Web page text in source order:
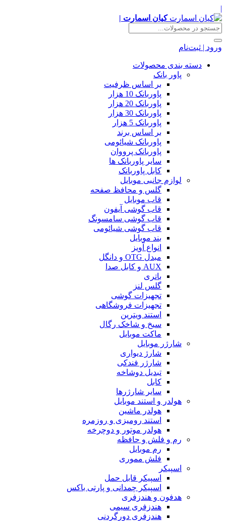
|
کیان اسمارت |
ورود | ثبت‌نام
دسته بندی محصولات
پاور بانک
بر اساس ظرفیت
پاوربانک 10 هزار
پاوربانک 20 هزار
پاوربانک 30 هزار
پاوربانک 5 هزار
بر اساس برند
پاوربانک شیائومی
پاوربانک پرووان
سایر پاوربانک ها
کابل پاوربانک
لوازم جانبی موبایل
گلس و محافظ صفحه
قاب موبایل
قاب گوشی آیفون
قاب گوشی سامسونگ
قاب گوشی شیائومی
بند موبایل
انواع آویز
مبدل OTG و دانگل
AUX و کابل صدا
باتری
گلس لنز
تجهیزات گوشی
تجهیزات فروشگاهی
استند ویترین
سیخ و شاخک رگال
ماکت موبایل
شارژر موبایل
شارژ دیواری
شارژر فندکی
تبدیل دوشاخه
کابل
سایر شارژرها
هولدر و استند موبایل
هولدر ماشین
استند رومیزی و روزمره
هولدر موتور و دوچرخه
رم و فلش و حافظه
رم موبایل
فلش مموری
اسپیکر
اسپیکر قابل حمل
اسپیکر چمدانی و پارتی باکس
هدفون و هندزفری
هندزفری سیمی
هندزفری دورگردنی